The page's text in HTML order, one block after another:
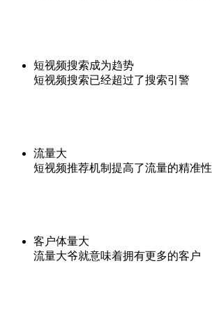
短视频搜索成为趋势
短视频搜索已经超过了搜索引警
流量大
短视频推荐机制提高了流量的精准性
客户体量大
流量大爷就意味着拥有更多的客户